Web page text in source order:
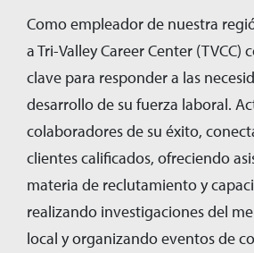
Como empleador de nuestra
a Tri-Valley Career Center (TVCC)
clave para responder a las
desarrollo de su fuerza laboral.
colaboradores de su éxito,
clientes calificados, ofreciendo
materia de reclutamiento y
realizando investigaciones del
local y organizando eventos de